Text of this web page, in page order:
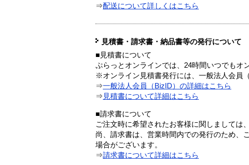
⇒配送について詳しくはこちら
見積書・請求書・納品書等の発行について
■見積書について
ぷらっとオンラインでは、24時間いつでもオ
※オンライン見積書発行には、一般法人会員
⇒一般法人会員（BizID）の詳細はこちら
⇒ 見積書について詳細はこちら
■請求書について
ご注文時に希望されたお客様に関しましては
尚、請求書は、営業時間内での発行のため、
場合がございます。
⇒請求書について詳細はこちら